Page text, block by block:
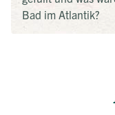
Bad im Atlantik?